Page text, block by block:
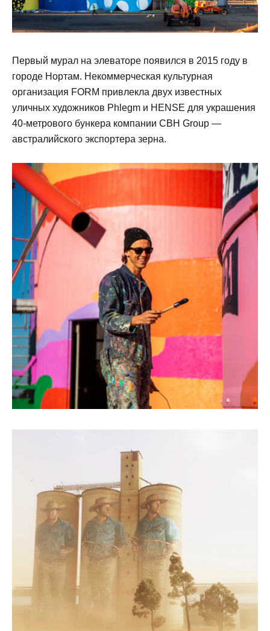
Первый мурал на элеваторе появился в 2015 году в
городе Нортам. Некоммерческая культурная
организация FORM привлекла двух известных
уличных художников Phlegm и HENSE для украшения
40-метрового бункера компании CBH Group —
австралийского экспортера зерна.